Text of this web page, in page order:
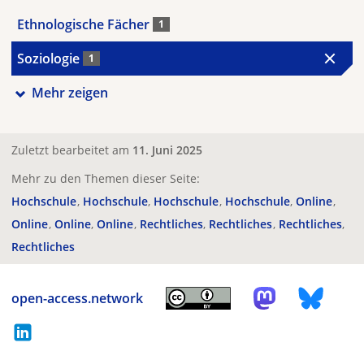
Ethnologische Fächer 1
Soziologie 1
Mehr zeigen
Zuletzt bearbeitet am 11. Juni 2025
Mehr zu den Themen dieser Seite:
Hochschule Hochschule Hochschule Hochschule Online
Online Online Online Rechtliches Rechtliches Rechtliches
Rechtliches
open-access.network